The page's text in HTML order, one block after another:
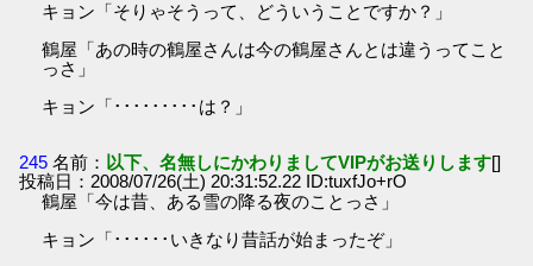
キョン「そりゃそうって、どういうことですか？」
鶴屋「あの時の鶴屋さんは今の鶴屋さんとは違うってこと
っさ」
キョン「･････････は？」
245 名前： 以下、名無しにかわりましてVIPがお送りします[]
投稿日：2008/07/26(土) 20:31:52.22 ID:tuxfJo+rO
鶴屋「今は昔、ある雪の降る夜のことっさ」
キョン「･･････いきなり昔話が始まったぞ」